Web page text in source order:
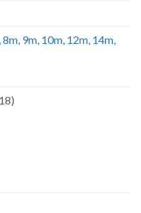
9m, 10m, 12m, 14m,